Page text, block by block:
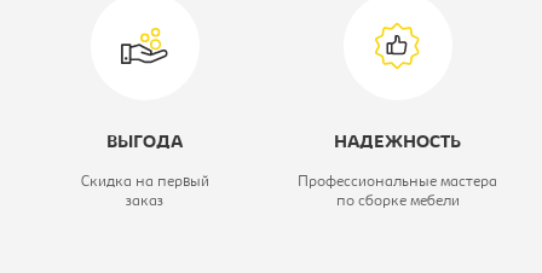
ВЫГОДА
Скидка на первый
заказ
НАДЕЖНОСТЬ
Профессиональные мастера
по сборке мебели